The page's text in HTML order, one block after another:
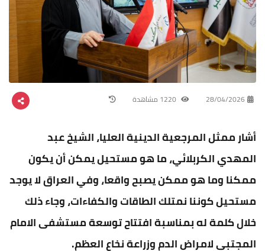
28/04/2026
أشار ممثل المرجعية الدينية العليا، الشيخ عبد
المهدي الكربلائي، ما هو مستحيل يمكن أن يكون
ممكنا وما هو ممكن يصبح واقعا، وفي العراق لا يوجد
مستحيل كوننا نمتلك الطاقات والكفاءات، وجاء ذلك
خلال كلمة له بمناسبة افتتاح توسعة مستشفى الامام
المجتبى لامراض الدم وزراعة نخاع العظم.